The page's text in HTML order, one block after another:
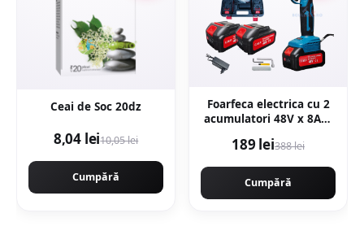
Ceai de Soc 20dz
8,04 lei10,05 lei
Cumpără
Foarfeca electrica cu 2
acumulatori 48V x 8AH,
diametru taiere 27mm,
XPERT ORIGINAL
Protools CMP1612
189 lei388 lei
Cumpără